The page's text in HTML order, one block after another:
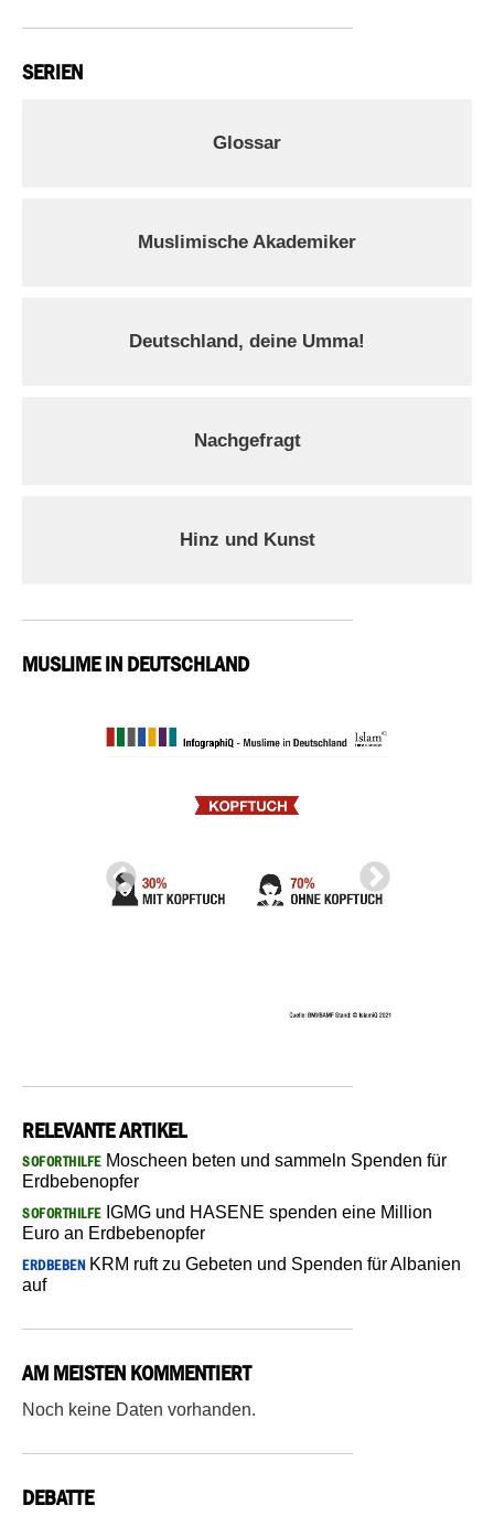
SERIEN
Glossar
Muslimische Akademiker
Deutschland, deine Umma!
Nachgefragt
Hinz und Kunst
MUSLIME IN DEUTSCHLAND
RELEVANTE ARTIKEL
SOFORTHILFEMoscheen beten und sammeln Spenden für
Erdbebenopfer
SOFORTHILFEIGMG und HASENE spenden eine Million
Euro an Erdbebenopfer
ERDBEBEN KRM ruft zu Gebeten und Spenden für Albanien
auf
AM MEISTEN KOMMENTIERT
Noch keine Daten vorhanden.
DEBATTE